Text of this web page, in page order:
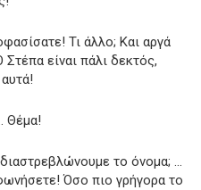
Τι άλλο; Και αργά
είναι πάλι δεκτός,
Θέμα!
το όνομα; …
Όσο πιο γρήγορα το